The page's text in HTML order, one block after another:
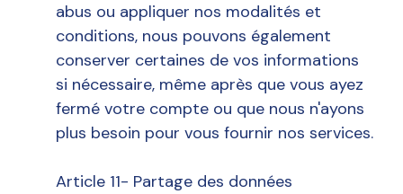
abus ou appliquer nos modalités et
conditions, nous pouvons également
conserver certaines de vos informations
si nécessaire, même après que vous ayez
fermé votre compte ou que nous n'ayons
plus besoin pour vous fournir nos services.
Article 11- Partage des données